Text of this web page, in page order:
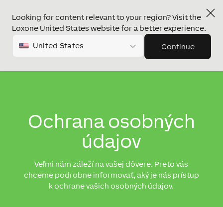
Looking for content relevant to your region? Visit the
Loxone United States website for a better experience.
United States Continue
Ochrana osobných
údajov
Veľmi nám záleží na vašej dôvere. Preto vás
chceme podrobne informovať, aký je nás prístup
k ochrane vašich osobných údajov.